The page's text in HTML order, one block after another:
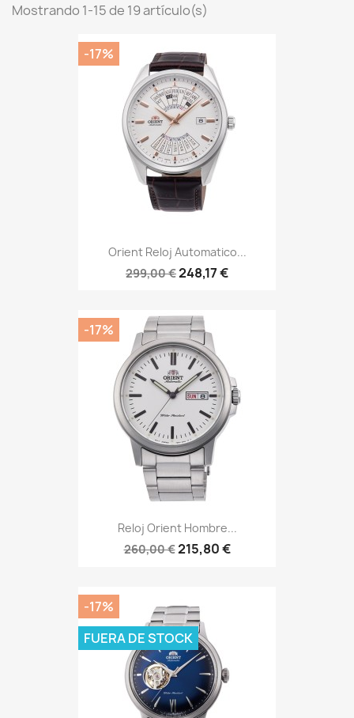
Mostrando 1-15 de 19 artículo(s)
Orient Reloj Automatico...
299,00 €248,17 €
-17%
Reloj Orient Hombre...
260,00 €215,80 €
-17%
-17%
FUERA DE STOCK